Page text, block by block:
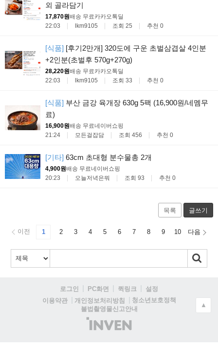
외 골라담기
17,870원배송 무료카카오톡딜
22:03
lkm9105 조회 25 추천 0
[식품] [후기2만개] 320도에 구운 초벌삼겹살 4인분
+2인분(초벌후 570g+270g)
28,220원배송 무료카카오톡딜
22:03
lkm9105 조회 33 추천 0
[식품] 부산 금강 육개장 630g 5팩 (16,900원/네멤무
료)
16,900원배송 무료네이버쇼핑
21:24
모든걸잡담 조회 456 추천 0
[기타] 63cm 초대형 분수물총 2개
4,900원배송 무료네이버쇼핑
20:23
오늘저녁은뭐 조회 93 추천 0
목록 글쓰기
이전 1 2 3 4 5 6 7 8 9 10 다음
로그인 PC화면 퀵링크
설정
이용약관
개인정보처리방침
청소년보호정책
불법촬영물신고안내
(주)
인
▲